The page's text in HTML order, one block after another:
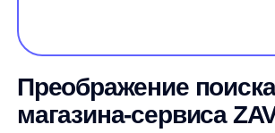
Преображение поиска для
магазина-сервиса
с помощью UX-
Артем Круглов / Генеральный директор платформы